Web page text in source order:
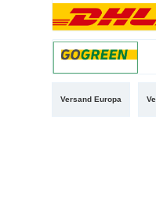
Versand Europa